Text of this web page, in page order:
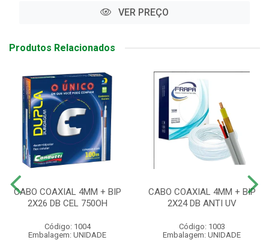
VER PREÇO
Produtos Relacionados
CABO COAXIAL 4MM + BIP
2X26 DB CEL 750OH
Código: 1004
Embalagem: UNIDADE
CABO COAXIAL 4MM + BIP
2X24 DB ANTI UV
Código: 1003
Embalagem: UNIDADE